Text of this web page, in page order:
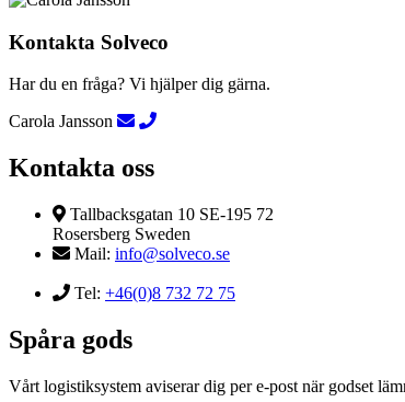
Kontakta Solveco
Har du en fråga? Vi hjälper dig gärna.
Carola Jansson
Kontakta oss
Tallbacksgatan 10 SE-195 72
Rosersberg Sweden
Mail: info@solveco.se
Tel: +46(0)8 732 72 75
Spåra gods
Vårt logistiksystem aviserar dig per e-post när godset